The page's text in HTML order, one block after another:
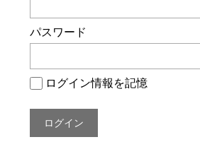
シ
ョ
ン
パスワード
ログイン情報を記憶